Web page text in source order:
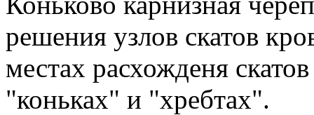
решения узлов скатов
местах расхожденя
"коньках" и "хребтах".